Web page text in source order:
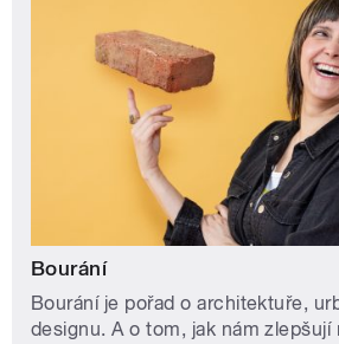
Bourání
Bourání je pořad o architektuře,
designu. A o tom, jak nám zlepšují